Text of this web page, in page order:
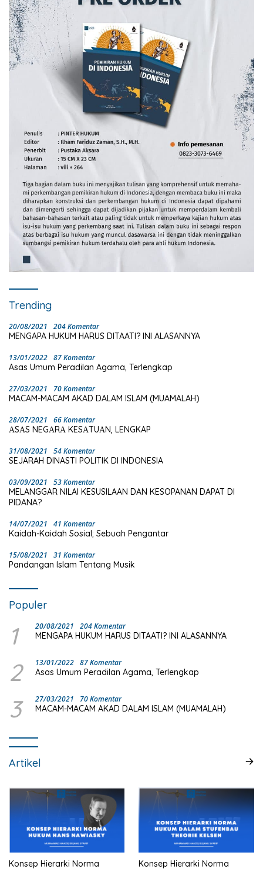
Trending
20/08/2021 204 Komentar
MENGAPA HUKUM HARUS DITAATI? INI ALASANNYA
13/01/2022 87 Komentar
Asas Umum Peradilan Agama, Terlengkap
27/03/2021 70 Komentar
MACAM-MACAM AKAD DALAM ISLAM (MUAMALAH)
28/07/2021 66 Komentar
ΑSΑS NEGΑRΑ KESΑTUΑN, LENGKAP
31/08/2021 54 Komentar
SEJARAH DINASTI POLITIK DI INDONESIA
03/09/2021 53 Komentar
MELANGGAR NILAI KESUSILAAN DAN KESOPANAN DAPAT DI
PIDANA?
14/07/2021 41 Komentar
Kaidah-Kaidah Sosial; Sebuah Pengantar
15/08/2021 31 Komentar
Pandangan Islam Tentang Musik
Populer
1 20/08/2021 204 Komentar
MENGAPA HUKUM HARUS DITAATI? INI ALASANNYA
2 13/01/2022 87 Komentar
Asas Umum Peradilan Agama, Terlengkap
3 27/03/2021 70 Komentar
MACAM-MACAM AKAD DALAM ISLAM (MUAMALAH)
Artikel
Konsep Hierarki Norma
Konsep Hierarki Norma